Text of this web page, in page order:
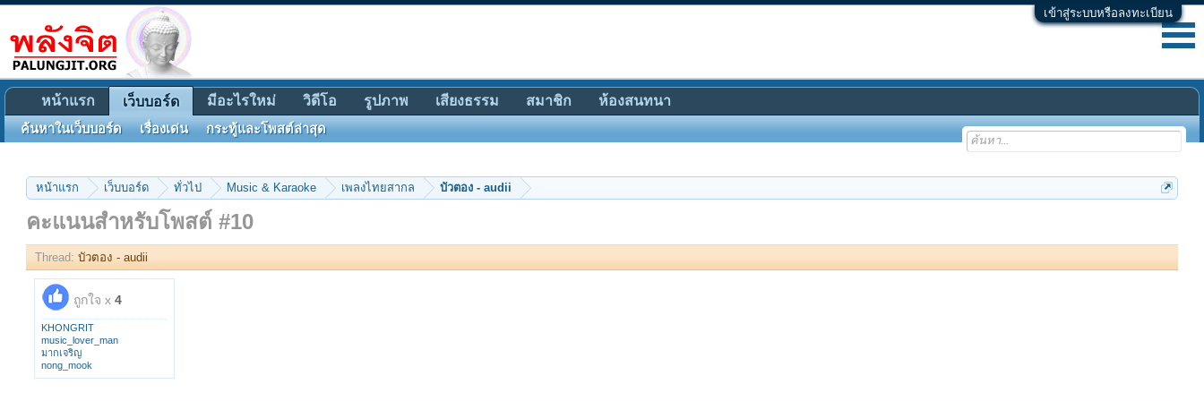
เข้าสู่ระบบหรือลงทะเบียน
หน้าแรก เว็บบอร์ด ทั่วไป Music & Karaoke เพลงไทยสากล บัวตอง - audii
คะแนนสำหรับโพสต์ #10
Thread: บัวตอง - audii
ถูกใจ x 4
KHONGRIT
music_lover_man
มากเจริญ
nong_mook
หน้าแรก เว็บบอร์ด
ค้นหาในเว็บบอร์ด เรื่องเด่น กระทู้และโพสต์ล่าสุด
มีอะไรใหม่ วิดีโอ รูปภาพ เสียงธรรม สมาชิก ห้องสนทนา